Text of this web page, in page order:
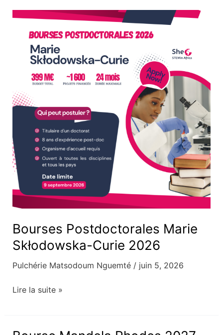
Bourses Postdoctorales Marie
Skłodowska-Curie 2026
Pulchérie Matsodoum Nguemté / juin 5, 2026
Bourses
Postdoctorales
Marie
Skłodowska-
2026
Lire la suite »